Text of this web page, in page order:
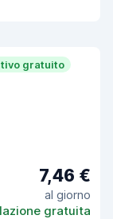
gratuito
7,46 €
al giorno
gratuita